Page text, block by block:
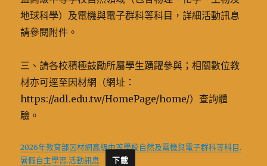
地球科學）及電機與電子群科等科目，詳細活動訊息
請參閱附件。
三、請各校積極鼓勵所屬學生踴躍參與；相關數位教
材亦可逕至因材網（網址：
https://adl.edu.tw/HomePage/home/）查詢體
驗。
2026年教育部因材網高級中等學校自然及電機與電子群科等科目.
暑假自主學習.活動訊息
下載